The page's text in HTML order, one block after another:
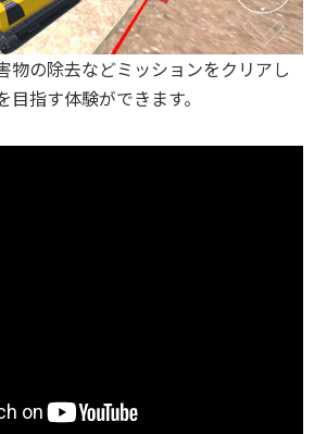
物の除去などミッションをクリアし
指す体験ができます。